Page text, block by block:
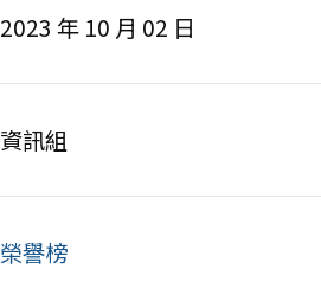
2023 年 10 月 02 日
資訊組
榮譽榜